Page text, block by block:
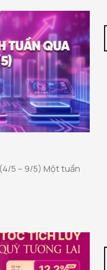
(4/5 – 9/5) Một tuần